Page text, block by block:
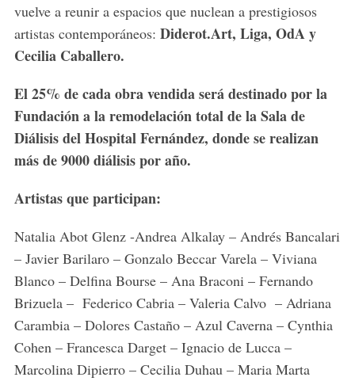
vuelve a reunir a espacios que nuclean a prestigiosos
artistas contemporáneos: Diderot.Art, Liga, OdA y
Cecilia Caballero.
El 25% de cada obra vendida será destinado por la
Fundación a la remodelación total de la Sala de
Diálisis del Hospital Fernández, donde se realizan
más de 9000 diálisis por año.
Artistas que participan:
Natalia Abot Glenz -Andrea Alkalay – Andrés Bancalari
– Javier Barilaro – Gonzalo Beccar Varela – Viviana
Blanco – Delfina Bourse – Ana Braconi – Fernando
Brizuela – Federico Cabria – Valeria Calvo – Adriana
Carambia – Dolores Castaño – Azul Caverna – Cynthia
Cohen – Francesca Darget – Ignacio de Lucca –
Marcolina Dipierro – Cecilia Duhau – Maria Marta